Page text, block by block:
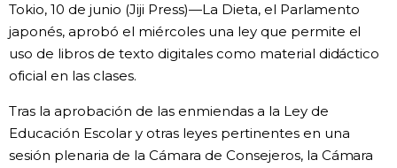
Vida
Guía de Japón
Vídeos e imágenes
Tokio, 10 de junio (Jiji Press)—La Dieta, el Parlamento
japonés, aprobó el miércoles una ley que permite el
uso de libros de texto digitales como material didáctico
oficial en las clases.
Tras la aprobación de las enmiendas a la Ley de
Educación Escolar y otras leyes pertinentes en una
sesión plenaria de la Cámara de Consejeros, la Cámara